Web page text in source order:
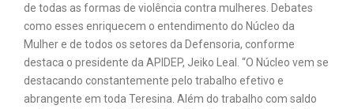
de todas as formas de violência contra mulheres. Debates
como esses enriquecem o entendimento do Núcleo da
Mulher e de todos os setores da Defensoria, conforme
destaca o presidente da APIDEP, Jeiko Leal. “O Núcleo vem se
destacando constantemente pelo trabalho efetivo e
abrangente em toda Teresina. Além do trabalho com saldo